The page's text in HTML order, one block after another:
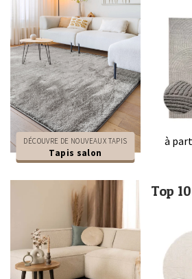
DÉCOUVRE DE NOUVEAUX TAPIS
Tapis salon
à
Top 10